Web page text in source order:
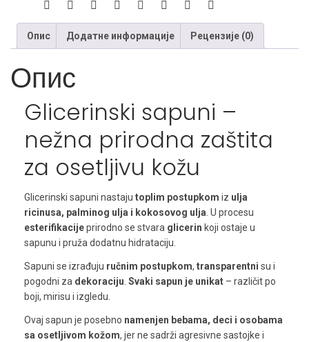
Опис Додатне информације Рецензије (0)
Опис
Glicerinski sapuni –
nežna prirodna zaštita
za osetljivu kožu
Glicerinski sapuni nastaju toplim postupkom iz ulja
ricinusa, palminog ulja i kokosovog ulja. U procesu
esterifikacijeprirodno se stvara glicerin koji ostaje u
sapunu i pruža dodatnu hidrataciju.
Sapuni se izrađuju ručnim postupkom, transparentni su i
pogodni za dekoraciju. Svaki sapun je unikat – različit po
boji, mirisu i izgledu.
Ovaj sapun je posebno namenjen bebama, deci i osobama
sa osetljivom kožom, jer ne sadrži agresivne sastojke i